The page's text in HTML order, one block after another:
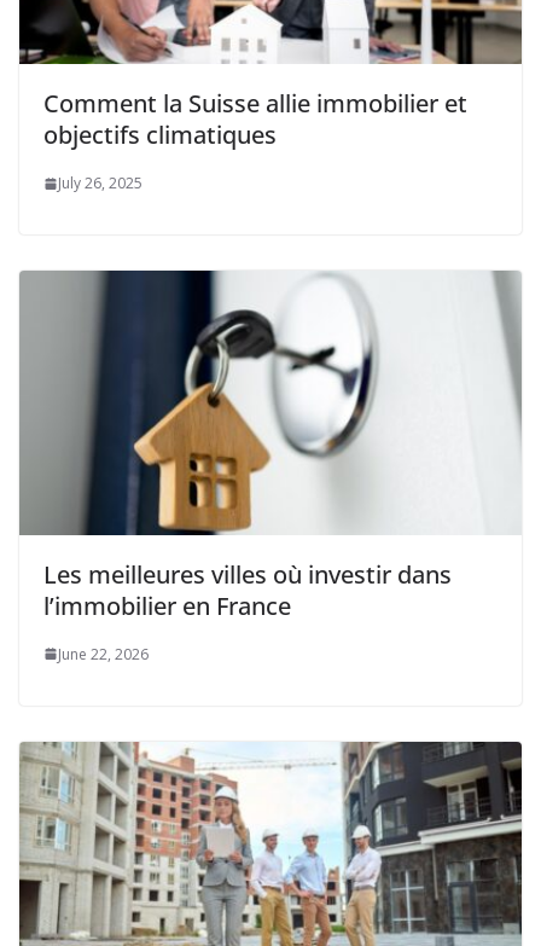
Comment la Suisse allie immobilier et
objectifs climatiques
July 26, 2025
Les meilleures villes où investir dans
l’immobilier en France
June 22, 2026